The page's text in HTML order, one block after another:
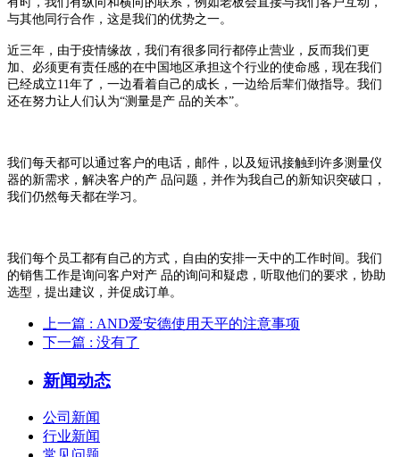
与其他同行合作，这是我们的优势之一。
近三年，由于疫情缘故，我们有很多同行都停止营业，反而我们更
加、必须更有责任感的在中国地区承担这个行业的使命感，现在我们
已经成立11年了，一边看着自己的成长，一边给后辈们做指导。我们
还在努力让人们认为“测量是产 品的关本”。
我们每天都可以通过客户的电话，邮件，以及短讯接触到许多测量仪
器的新需求，解决客户的产 品问题，并作为我自己的新知识突破口，
我们仍然每天都在学习。
我们每个员工都有自己的方式，自由的安排一天中的工作时间。我们
的销售工作是询问客户对产 品的询问和疑虑，听取他们的要求，协助
选型，提出建议，并促成订单。
上一篇 : AND爱安德使用天平的注意事项
下一篇 : 没有了
新闻动态
公司新闻
行业新闻